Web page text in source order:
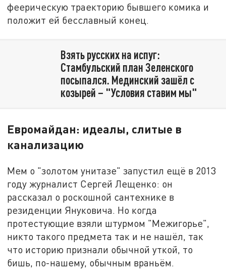
феерическую траекторию бывшего комика и
положит ей бесславный конец.
Взять русских на испуг:
Стамбульский план Зеленского
посыпался. Мединский зашёл с
козырей – "Условия ставим мы"
Евромайдан: идеалы, слитые в
канализацию
Мем о "золотом унитазе" запустил ещё в 2013
году журналист Сергей Лещенко: он
рассказал о роскошной сантехнике в
резиденции Януковича. Но когда
протестующие взяли штурмом "Межигорье",
никто такого предмета так и не нашёл, так
что историю признали обычной уткой, то
бишь, по-нашему, обычным враньём.